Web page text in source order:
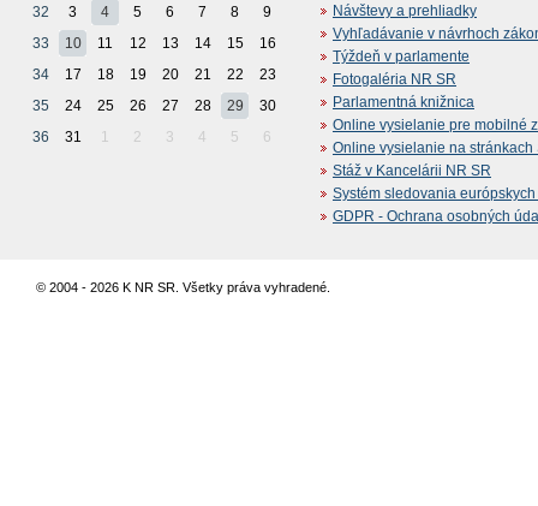
32
3 4 5 6 7 8
9
33
10 11 12 13 14 15
16
34
17 18 19 20 21 22
23
35
24 25 26 27 28 29
30
36
31 1 2 3 4 5 6
Návštevy a prehliadky
Vyhľadávanie v návrhoch
Týždeň v parlamente
Fotogaléria NR SR
Parlamentná knižnica
Online vysielanie pre mobilné
Online vysielanie na stránkach
Stáž v Kancelárii NR SR
Systém sledovania
GDPR - Ochrana osobných
© 2004 - 2026 K NR SR. Všetky práva vyhradené.